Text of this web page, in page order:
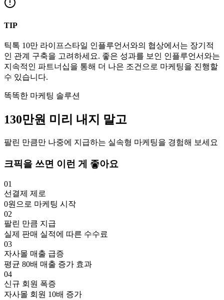
TIP
틱톡 10만 라이프스타일 인플루언서와의 협상에서는 장기적
인 관계 구축을 고려하세요. 좋은 성과를 보인 인플루언서와는
지속적인 파트너십을 통해 더 나은 조건으로 마케팅을 진행할
수 있습니다.
똑똑한 마케팅 솔루션
130만원 미리 내지 말고
팔린 만큼만 나중에 지급하는 실속형 마케팅을 경험해 보세요
크픽을 쓰면 이런 게 좋아요
01
선결제 제로
0원으로 마케팅 시작
02
팔린 만큼 지급
실제 판매 실적에 따른 수수료
03
자사몰 매출 급증
평균 80배 매출 증가 효과
04
신규 회원 폭증
자사몰 회원 10배 증가